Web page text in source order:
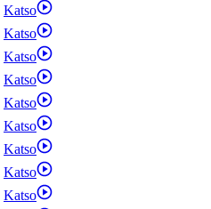
Katso
Katso
Katso
Katso
Katso
Katso
Katso
Katso
Katso